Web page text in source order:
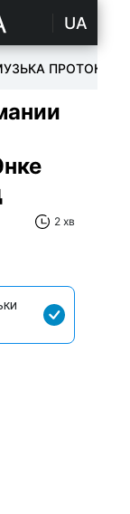
UA
ПРОТОКА
2 хв